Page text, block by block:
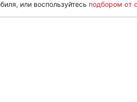
или воспользуйтесь подбором от